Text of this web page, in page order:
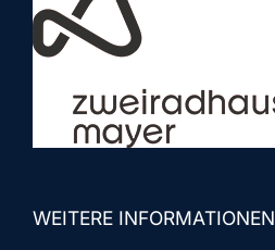
WEITERE INFORMATIONEN